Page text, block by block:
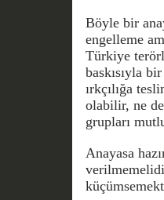
Böyle bir
engelleme
Türkiye
baskısıyla
ırkçılığa
olabilir, ne
grupları
Anayasa